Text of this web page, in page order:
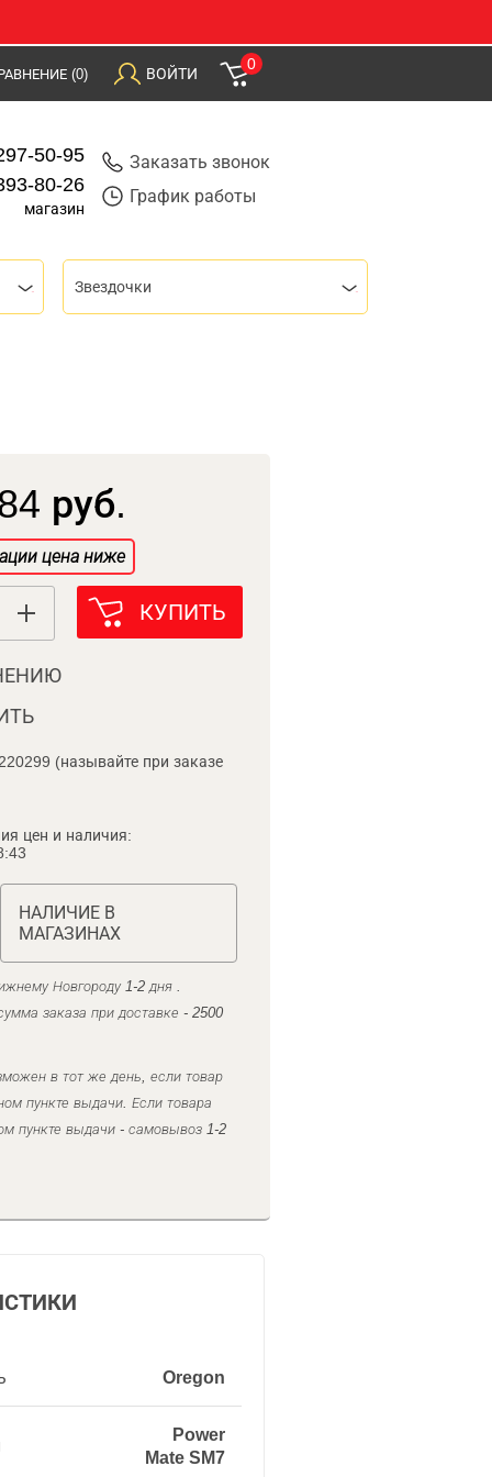
(0) ВОЙТИ
0
50-95
80-26
магазин
Заказать звонок
График работы
Звездочки
руб.
цена ниже
КУПИТЬ
(называйте при заказе
цен и наличия:
НАЛИЧИЕ В
МАГАЗИНАХ
Новгороду 1-2 дня .
заказа при доставке - 2500
в тот же день, если товар
пункте выдачи. Если товара
пункте выдачи - самовывоз 1-2
Oregon
Power
Mate SM7